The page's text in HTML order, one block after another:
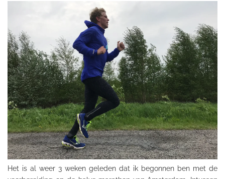
Het is al weer 3 weken geleden dat ik begonnen ben met de